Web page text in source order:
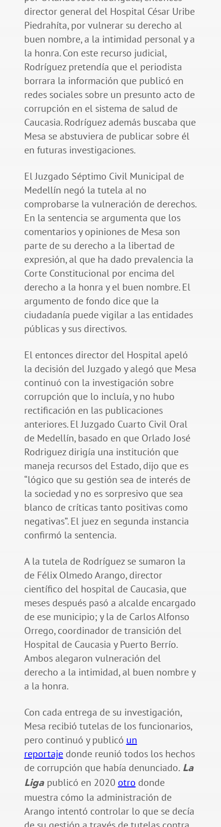
director general del Hospital César Uribe
Piedrahíta, por vulnerar su derecho al
buen nombre, a la intimidad personal y a
la honra. Con este recurso judicial,
Rodríguez pretendía que el periodista
borrara la información que publicó en
redes sociales sobre un presunto acto de
corrupción en el sistema de salud de
Caucasia. Rodríguez además buscaba que
Mesa se abstuviera de publicar sobre él
en futuras investigaciones.
El Juzgado Séptimo Civil Municipal de
Medellín negó la tutela al no
comprobarse la vulneración de derechos.
En la sentencia se argumenta que los
comentarios y opiniones de Mesa son
parte de su derecho a la libertad de
expresión, al que ha dado prevalencia la
Corte Constitucional por encima del
derecho a la honra y el buen nombre. El
argumento de fondo dice que la
ciudadanía puede vigilar a las entidades
públicas y sus directivos.
El entonces director del Hospital apeló
la decisión del Juzgado y alegó que Mesa
continuó con la investigación sobre
corrupción que lo incluía, y no hubo
rectificación en las publicaciones
anteriores. El Juzgado Cuarto Civil Oral
de Medellín, basado en que Orlado José
Rodriguez dirigía una institución que
maneja recursos del Estado, dijo que es
“lógico que su gestión sea de interés de
la sociedad y no es sorpresivo que sea
blanco de críticas tanto positivas como
negativas”. El juez en segunda instancia
confirmó la sentencia.
A la tutela de Rodríguez se sumaron la
de Félix Olmedo Arango, director
científico del hospital de Caucasia, que
meses después pasó a alcalde encargado
de ese municipio; y la de Carlos Alfonso
Orrego, coordinador de transición del
Hospital de Caucasia y Puerto Berrío.
Ambos alegaron vulneración del
derecho a la intimidad, al buen nombre y
a la honra.
Con cada entrega de su investigación,
Mesa recibió tutelas de los funcionarios,
pero continuó y publicó un
reportajedonde reunió todos los hechos
de corrupción que había denunciado. La
Liga publicó en 2020 otro donde
muestra cómo la administración de
Arango intentó controlar lo que se decía